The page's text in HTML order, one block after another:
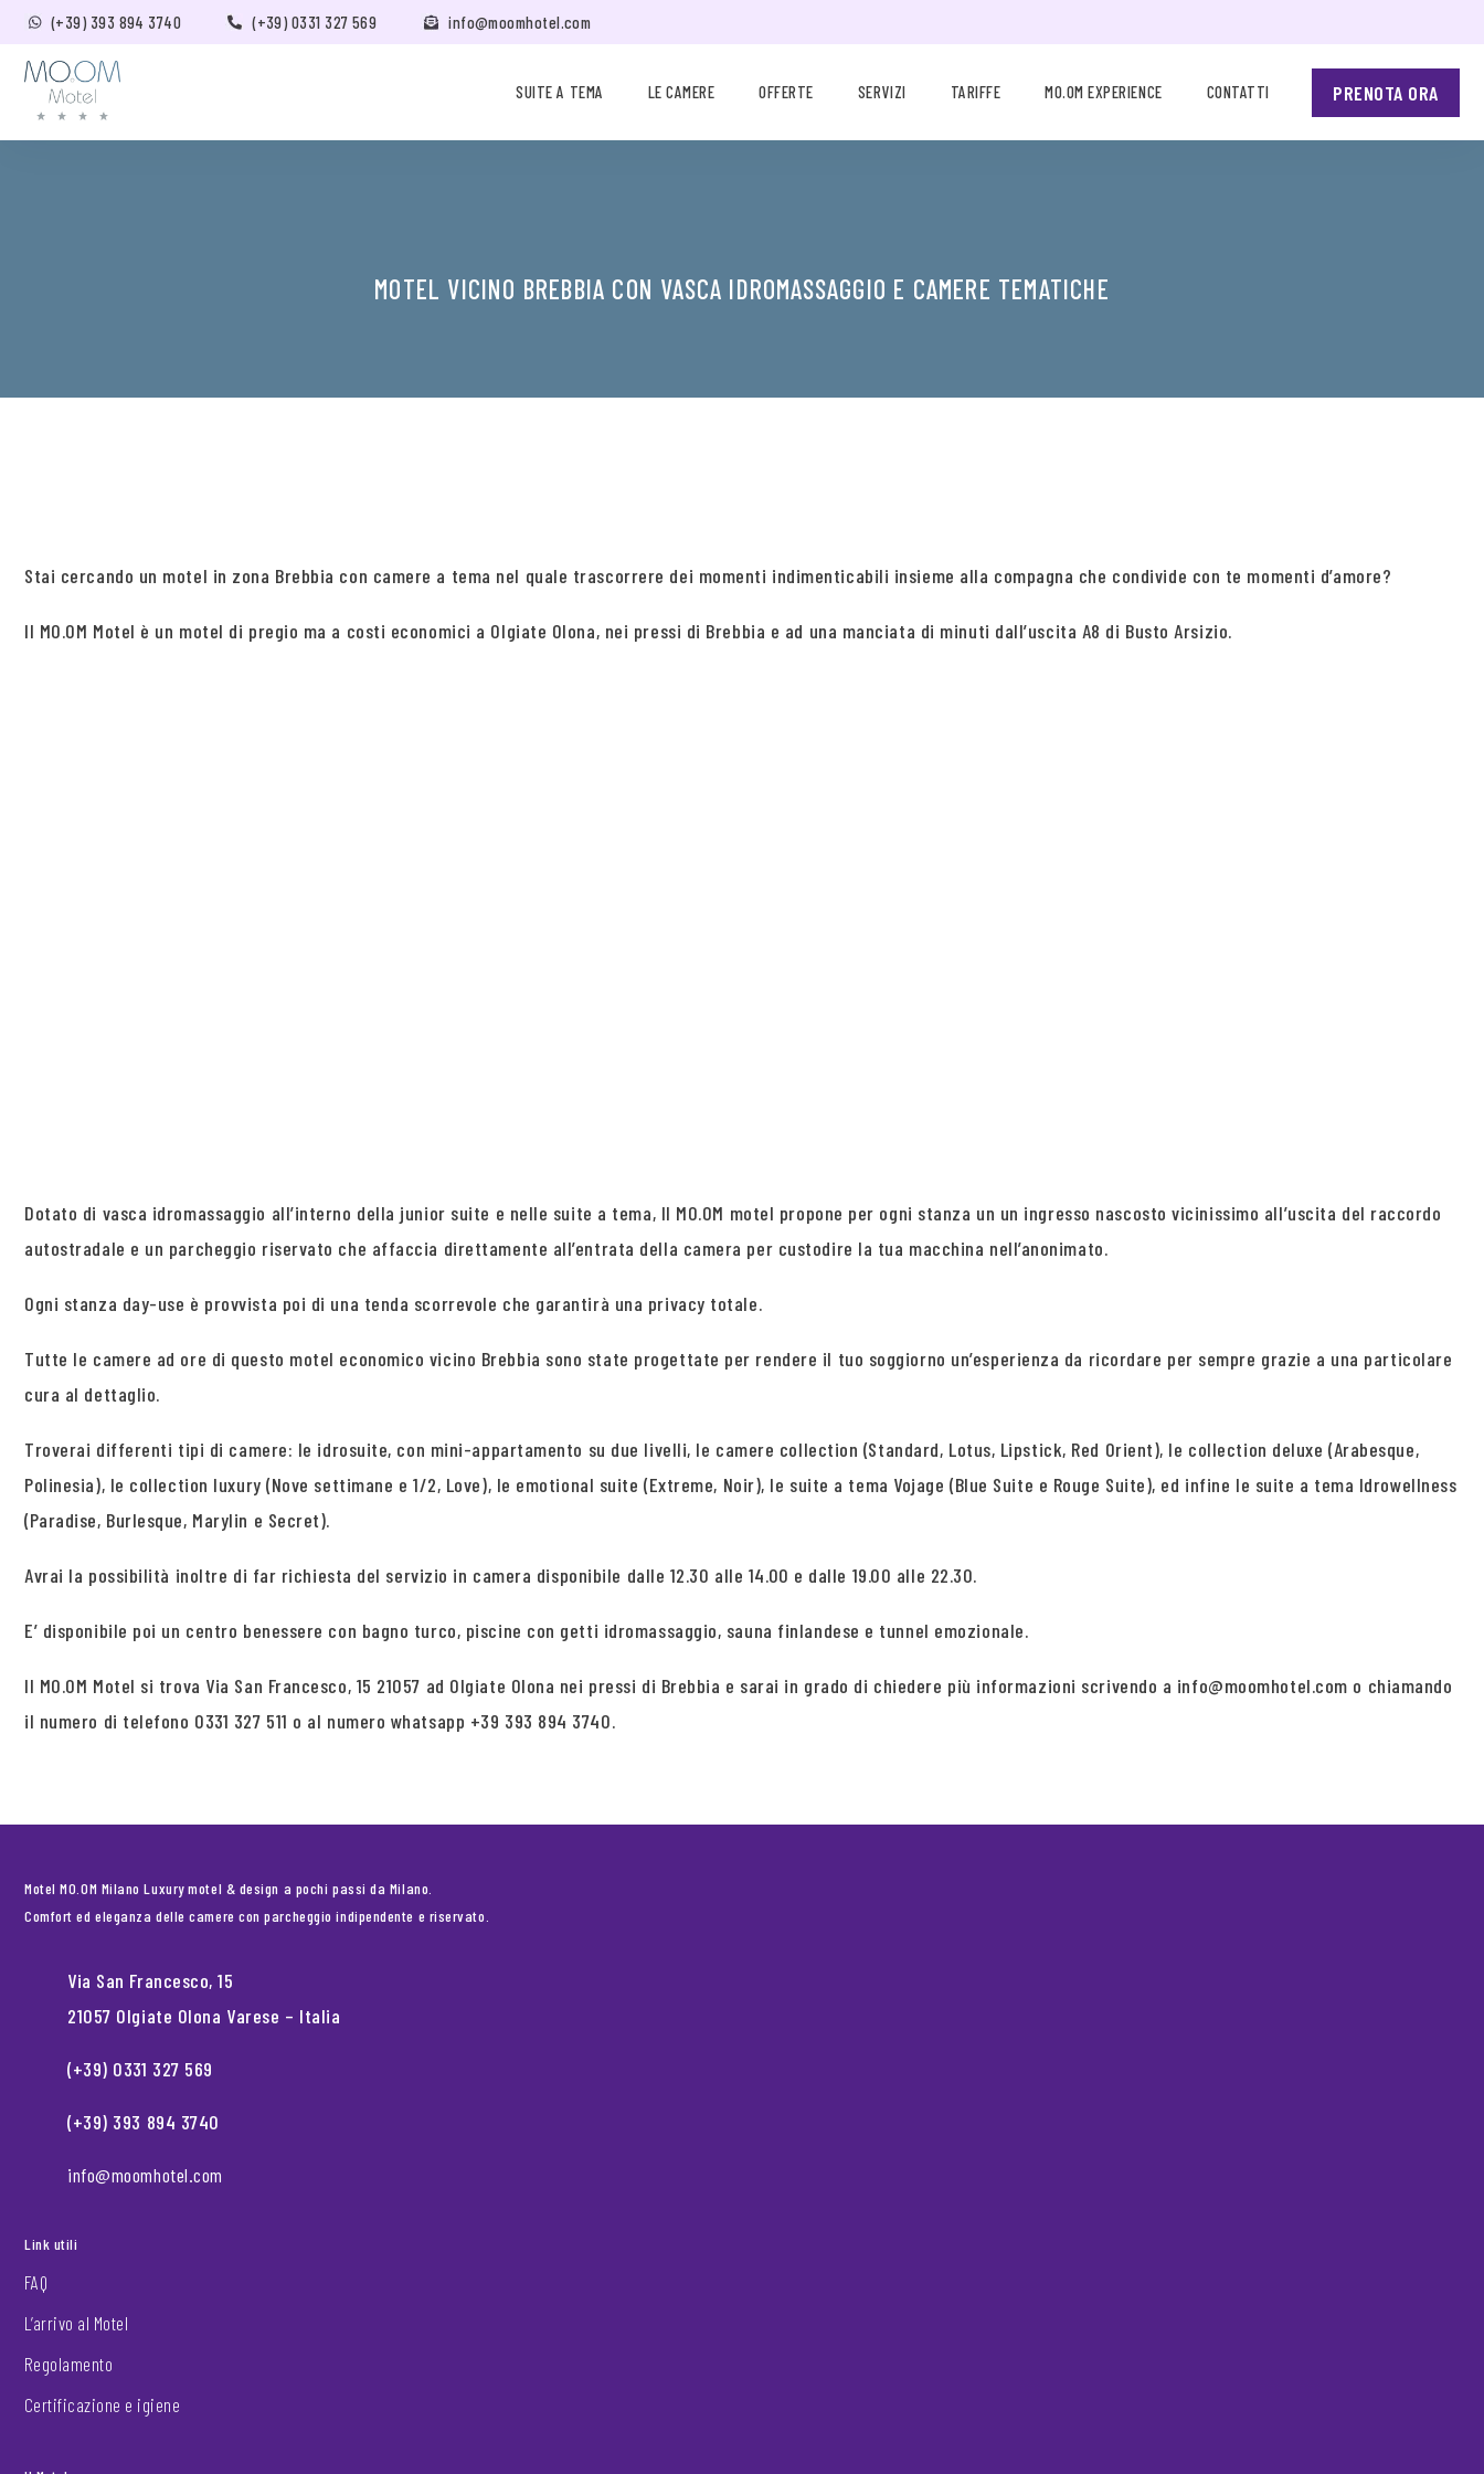
(+39) 393 894 3740 (+39) 0331 327 569 info@moomhotel.com
SUITE A TEMA LE CAMERE OFFERTE SERVIZI TARIFFE MO.OM EXPERIENCE CONTATTI PRENOTA ORA
MOTEL VICINO BREBBIA CON VASCA IDROMASSAGGIO E CAMERE TEMATICHE
Stai cercando un motel in zona Brebbia con camere a tema nel quale trascorrere dei momenti indimenticabili insieme alla compagna che condivide con te momenti d’amore?
Il MO.OM Motel è un motel di pregio ma a costi economici a Olgiate Olona, nei pressi di Brebbia e ad una manciata di minuti dall’uscita A8 di Busto Arsizio.
Dotato di vasca idromassaggio all’interno della junior suite e nelle suite a tema, Il MO.OM motel propone per ogni stanza un un ingresso nascosto vicinissimo all’uscita del raccordo
autostradale e un parcheggio riservato che affaccia direttamente all’entrata della camera per custodire la tua macchina nell’anonimato.
Ogni stanza day-use è provvista poi di una tenda scorrevole che garantirà una privacy totale.
Tutte le camere ad ore di questo motel economico vicino Brebbia sono state progettate per rendere il tuo soggiorno un’esperienza da ricordare per sempre grazie a una particolare
cura al dettaglio.
Troverai differenti tipi di camere: le idrosuite, con mini-appartamento su due livelli, le camere collection (Standard, Lotus, Lipstick, Red Orient), le collection deluxe (Arabesque,
Polinesia), le collection luxury (Nove settimane e 1/2, Love), le emotional suite (Extreme, Noir), le suite a tema Vojage (Blue Suite e Rouge Suite), ed infine le suite a tema Idrowellness
(Paradise, Burlesque, Marylin e Secret).
Avrai la possibilità inoltre di far richiesta del servizio in camera disponibile dalle 12.30 alle 14.00 e dalle 19.00 alle 22.30.
E’ disponibile poi un centro benessere con bagno turco, piscine con getti idromassaggio, sauna finlandese e tunnel emozionale.
Il MO.OM Motel si trova Via San Francesco, 15 21057 ad Olgiate Olona nei pressi di Brebbia e sarai in grado di chiedere più informazioni scrivendo a info@moomhotel.com o chiamando
il numero di telefono 0331 327 511 o al numero whatsapp +39 393 894 3740.
Motel MO.OM Milano Luxury motel & design a pochi passi da Milano.
Comfort ed eleganza delle camere con parcheggio indipendente e riservato.
Via San Francesco, 15
21057 Olgiate Olona Varese – Italia
(+39) 0331 327 569
(+39) 393 894 3740
info@moomhotel.com
Link utili
FAQ
L’arrivo al Motel
Regolamento
Certificazione e igiene